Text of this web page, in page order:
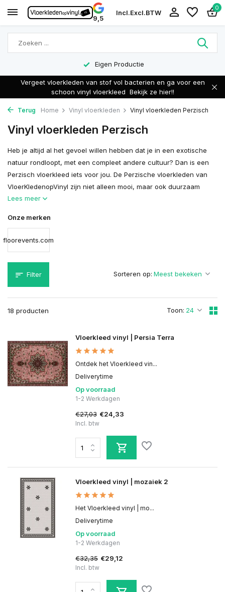
9,5
Incl.Excl.BTW
0
Eigen Productie
Vergeet vloerkleden van stof vol bacterien en ga voor een
schoon vinyl vloerkleed Bekijk ze hier!!
Terug Home Vinyl vloerkleden Vinyl vloerkleden Perzisch
Vinyl vloerkleden Perzisch
Heb je altijd al het gevoel willen hebben dat je in een exotische
natuur rondloopt, met een compleet andere cultuur? Dan is een
Perzisch vloerkleed iets voor jou. De Perzische vloerkleden van
VloerKledenopVinyl zijn niet alleen mooi, maar ook duurzaam
Lees meer
Onze merken
floorevents.com
Filter
18 producten Toon:
Sorteren op:
Vloerkleed vinyl | Persia Terra
Ontdek het Vloerkleed vin...
Deliverytime
Op voorraad
1-2 Werkdagen
€27,03 €24,33
Incl. btw
Vloerkleed vinyl | mozaiek 2
Het Vloerkleed vinyl | mo...
Deliverytime
Op voorraad
1-2 Werkdagen
€32,35 €29,12
Incl. btw